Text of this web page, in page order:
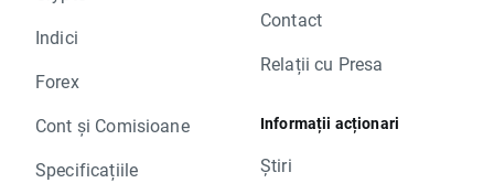
Indici
Forex
Cont și Comisioane
Specificațiile
Contact
Relații cu Presa
Informații acționari
Știri